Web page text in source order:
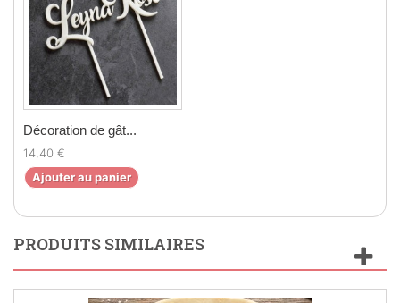
Décoration de gât...
14,40 €
Ajouter au panier
PRODUITS SIMILAIRES